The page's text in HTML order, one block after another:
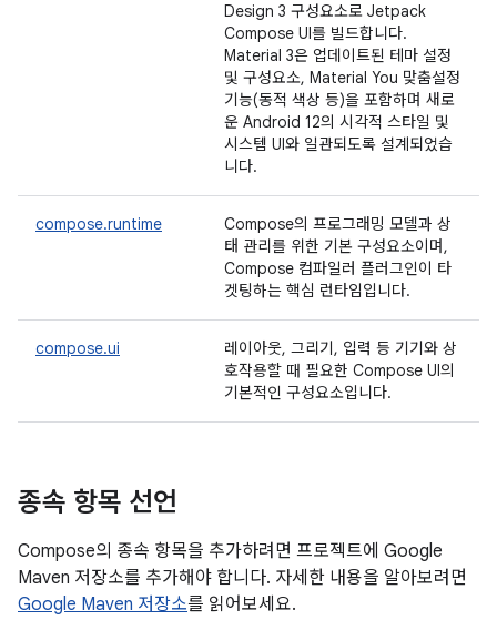
Design 3 구성요소로 Jetpack
Compose UI를 빌드합니다.
Material 3은 업데이트된 테마 설정
및 구성요소, Material You 맞춤설정
기능(동적 색상 등)을 포함하며 새로
운 Android 12의 시각적 스타일 및
시스템 UI와 일관되도록 설계되었습
니다.
compose.runtime
Compose의 프로그래밍 모델과 상
태 관리를 위한 기본 구성요소이며,
Compose 컴파일러 플러그인이 타
겟팅하는 핵심 런타임입니다.
compose.ui
레이아웃, 그리기, 입력 등 기기와 상
호작용할 때 필요한 Compose UI의
기본적인 구성요소입니다.
종속 항목 선언
Compose의 종속 항목을 추가하려면 프로젝트에 Google
Maven 저장소를 추가해야 합니다. 자세한 내용을 알아보려면
Google Maven 저장소를 읽어보세요.